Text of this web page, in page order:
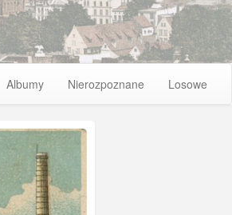
Albumy Nierozpoznane Losowe